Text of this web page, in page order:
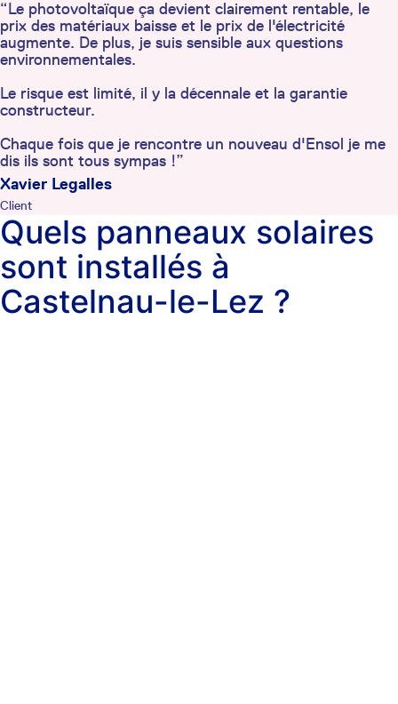
“Le photovoltaïque ça devient clairement rentable, le
prix des matériaux baisse et le prix de l'électricité
augmente. De plus, je suis sensible aux questions
environnementales.
Le risque est limité, il y la décennale et la garantie
constructeur.
Chaque fois que je rencontre un nouveau d'Ensol je me
dis ils sont tous sympas !”
Xavier Legalles
Client
Quels panneaux solaires
sont installés à
Castelnau-le-Lez ?